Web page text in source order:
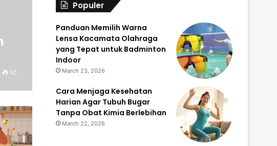
10
Populer
Panduan Memilih Warna
Lensa Kacamata Olahraga
yang Tepat untuk Badminton
Indoor
March 23, 2026
Cara Menjaga Kesehatan
Harian Agar Tubuh Bugar
Tanpa Obat Kimia Berlebihan
March 22, 2026